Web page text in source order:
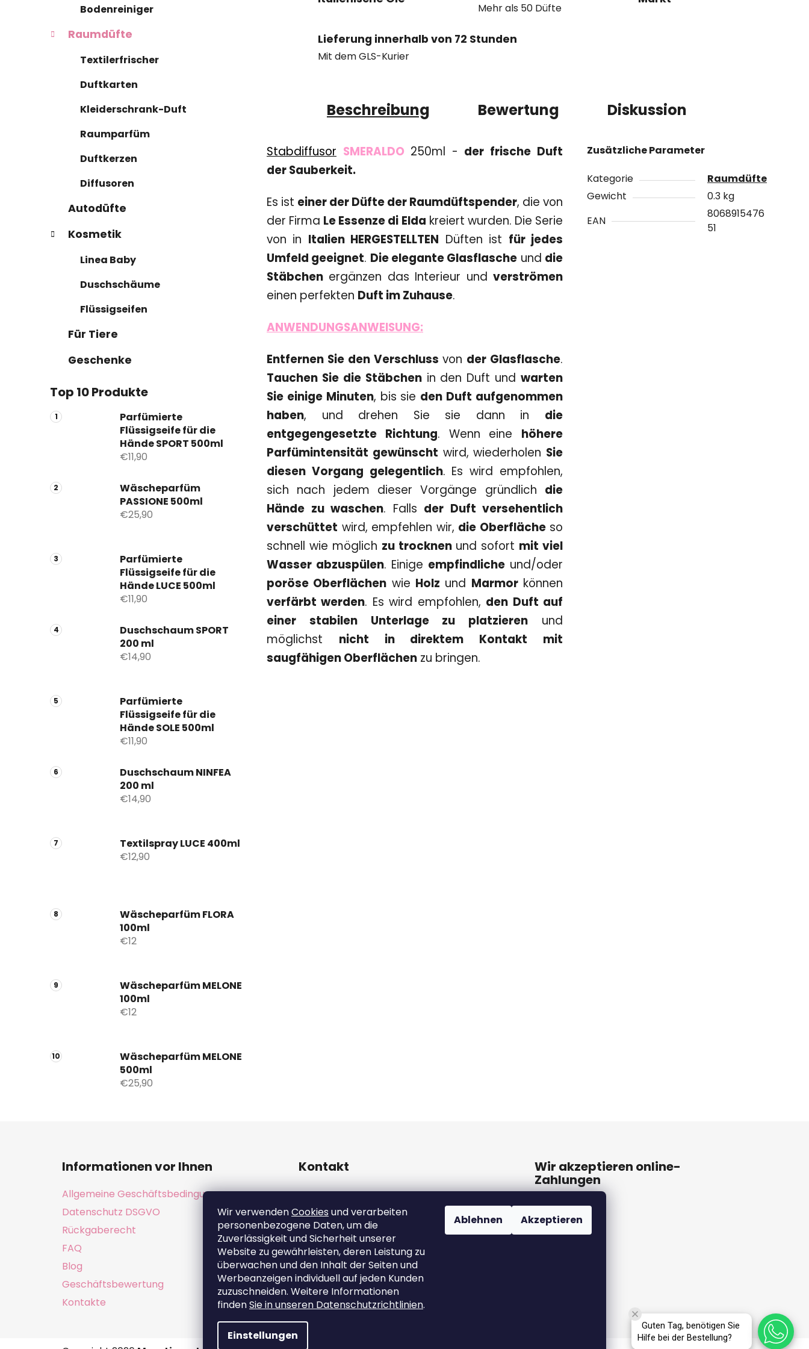
Wir verwendenCookies und verarbeiten
personenbezogene Daten, um die
Zuverlässigkeit und Sicherheit unserer
Website zu gewährleisten, deren Leistung zu
überwachen und den Inhalt der Seiten und
Werbeanzeigen individuell auf jeden Kunden
zuzuschneiden. Weitere Informationen
findenSie in unseren Datenschutzrichtlinien.
Einstellungen
Ablehnen Akzeptieren
Bodenreiniger
Raumdüfte
Textilerfrischer
Duftkarten
Kleiderschrank-Duft
Raumparfüm
Duftkerzen
Diffusoren
Autodüfte
Kosmetik
Linea Baby
Duschschäume
Flüssigseifen
Für Tiere
Geschenke
Top 10 Produkte
Parfümierte
Flüssigseife für die
Hände SPORT 500ml
€11,90
Wäscheparfüm
PASSIONE 500ml
€25,90
Parfümierte
Flüssigseife für die
Hände LUCE 500ml
€11,90
Duschschaum SPORT
200 ml
€14,90
Parfümierte
Flüssigseife für die
Hände SOLE 500ml
€11,90
Duschschaum NINFEA
200 ml
€14,90
Textilspray LUCE 400ml
€12,90
Wäscheparfüm FLORA
100ml
€12
Wäscheparfüm MELONE
100ml
€12
Wäscheparfüm MELONE
500ml
€25,90
Mehr als 50 Düfte
Lieferung innerhalb von 72 Stunden
Mit dem GLS-Kurier
Beschreibung Bewertung Diskussion
Stabdiffusor SMERALDO 250ml - der frische Duft
der Sauberkeit.
Es ist einer der Düfte der Raumdüftspender, die von
der Firma Le Essenze di Elda kreiert wurden. Die Serie
von in Italien HERGESTELLTEN Düften ist für jedes
Umfeld geeignet. Die elegante Glasflasche und die
Stäbchen ergänzen das Interieur undverströmen
einen perfekten Duft im Zuhause.
ANWENDUNGSANWEISUNG:
Entfernen Sie den Verschluss von der Glasflasche.
Tauchen Sie die Stäbchenin den Duft undwarten
Sie einige Minuten, bis sie den Duft aufgenommen
haben, und drehen Sie sie dann in die
entgegengesetzte Richtung. Wenn eine höhere
Parfümintensität gewünscht wird, wiederholen Sie
diesen Vorgang gelegentlich. Es wird empfohlen,
sich nach jedem dieser Vorgänge gründlich die
Hände zu waschen. Falls der Duft versehentlich
verschüttet wird, empfehlen wir, die Oberflächeso
schnell wie möglich zu trocknenund sofort mit viel
Wasser abzuspülen. Einige empfindliche und/oder
poröse Oberflächen wie Holz und Marmorkönnen
verfärbt werden. Es wird empfohlen, den Duft auf
einer stabilen Unterlage zu platzieren und
möglichst nicht in direktem Kontakt mit
saugfähigen Oberflächen zu bringen.
Zusätzliche Parameter
Kategorie
Raumdüfte
Gewicht
0.3 kg
EAN
8068915476
51
Informationen vor Ihnen
Allgemeine Geschäftsbedingungen
Datenschutz DSGVO
Rückgaberecht
FAQ
Blog
Geschäftsbewertung
Kontakte
Kontakt
+421911050251
Wir akzeptieren online-
Zahlungen
Guten Tag, benötigen Sie
Hilfe bei der Bestellung?